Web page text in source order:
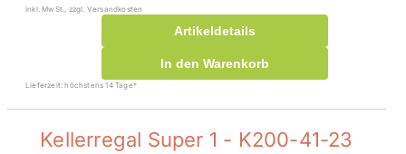
inkl. MwSt., zzgl. Versandkosten
Artikeldetails
In den Warenkorb
Lieferzeit: höchstens 14 Tage*
Kellerregal Super 1 - K200-41-23